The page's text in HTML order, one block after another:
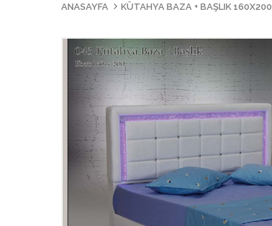
ANASAYFA KÜTAHYA BAZA + BAŞLIK 160X200